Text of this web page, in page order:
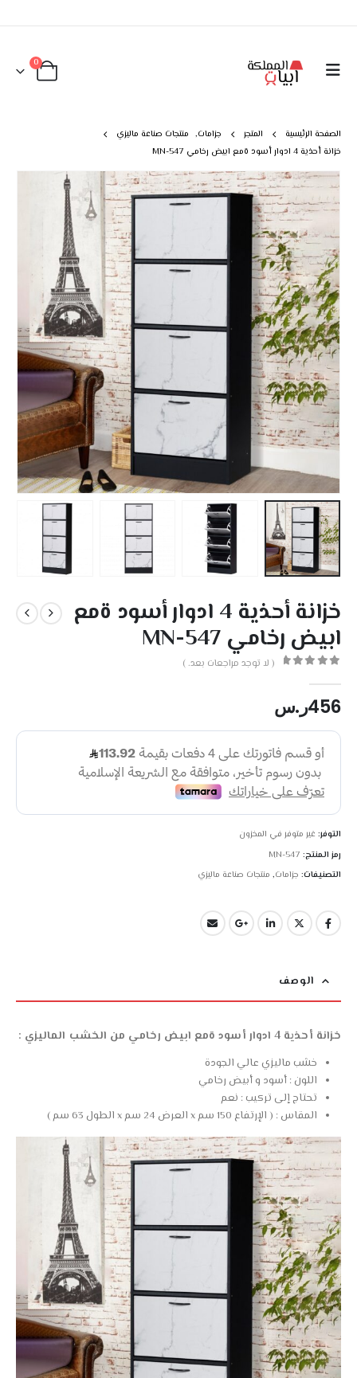
0
الصفحة الرئيسية المتجر جزامات, منتجات صناعة ماليزي
خزانة أحذية 4 ادوار أسود ةمع ابيض رخامي MN-547
خزانة أحذية 4 ادوار أسود ةمع
ابيض رخامي MN-547
( لا توجد مراجعات بعد. )
456ر.س
التوفر: غير متوفر في المخزون
رمز المنتج: MN-547
التصنيفات: جزامات, منتجات صناعة ماليزي
الوصف
خزانة أحذية 4 ادوار أسود ةمع ابيض رخامي من الخشب الماليزي :
خشب ماليزي عالي الجودة
اللون : أسود و أبيض رخامي
تحتاج إلى تركيب : نعم
المقاس : ( الإرتفاع 150 سم x العرض 24 سم x الطول 63 سم )